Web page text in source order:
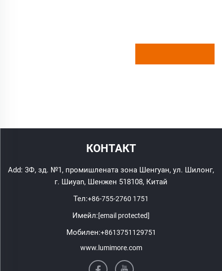
КОНТАКТ
Add: 3Ф, зд. №1, промишлената зона Шенгуан, ул. Шилонг,
г. Шиyan, Шенжен 518108, Китай
Тел:+86-755-2760 1751
Имейл:[email protected]
Мобилен:+8613751129751
www.lumimore.com